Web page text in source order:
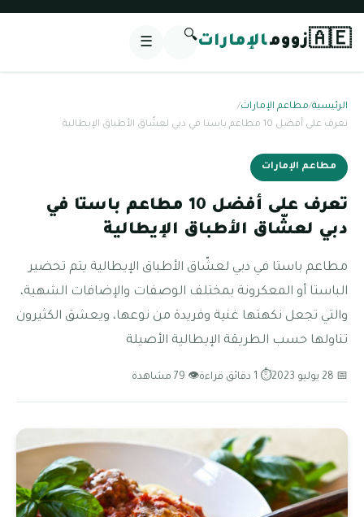
🇦🇪زوومالإمارات🔍
☰
الرئيسية/مطاعم الإمارات/
تعرف على أفضل 10 مطاعم باستا في دبي لعشّاق الأطباق الإيطالية
مطاعم الإمارات
تعرف على أفضل 10 مطاعم باستا في
دبي لعشّاق الأطباق الإيطالية
مطاعم باستا في دبي لعشّاق الأطباق الإيطالية يتم تحضير
الباستا أو المعكرونة بمختلف الوصفات والإضافات الشهية،
والتي تجعل نكهتها غنية وفريدة من نوعها، ويعشق الكثيرون
تناولها حسب الطريقة الإيطالية الأصيلة
📅 28 يوليو 2023 ⏱ 1 دقائق قراءة 👁 79 مشاهدة